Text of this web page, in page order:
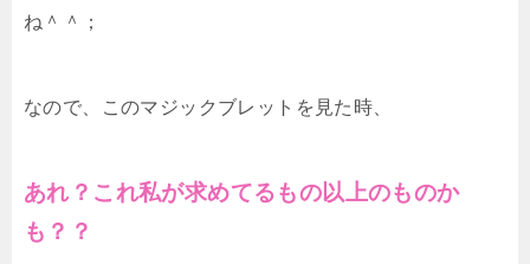
ね＾＾；
なので、このマジックブレットを見た時、
あれ？これ私が求めてるもの以上のものか
も？？